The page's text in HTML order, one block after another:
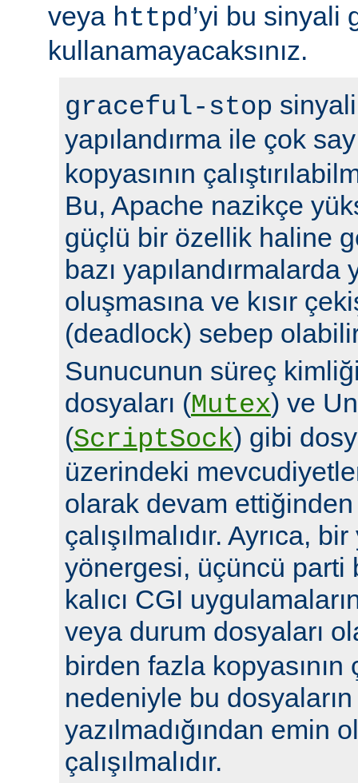
veya httpd’yi bu sinyali
kullanamayacaksınız.
graceful-stop
yapılandırma ile çok
kopyasının
Bu, Apache nazikçe
güçlü bir özellik haline
bazı yapılandırmalarda
oluşmasına ve kısır
(deadlock) sebep
Sunucunun süreç
dosyaları (Mutex) ve
(ScriptSock) gibi
üzerindeki
olarak devam
çalışılmalıdır. Ayrıca,
yönergesi, üçüncü parti
kalıcı CGI
veya durum dosyaları
birden fazla kopyasının
nedeniyle bu
yazılmadığından emin
çalışılmalıdır.